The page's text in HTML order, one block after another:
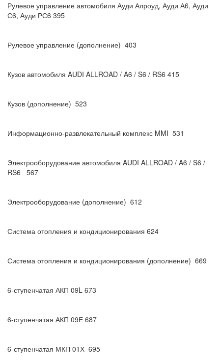
Рулевое управление автомобиля Ауди Алроуд, Ауди А6, Ауди
С6, Ауди РС6 395
Рулевое управление (дополнение) 403
Кузов автомобиля AUDI ALLROAD / A6 / S6 / RS6 415
Кузов (дополнение) 523
Информационно-развлекательный комплекс MMI 531
Электрооборудование автомобиля AUDI ALLROAD / A6 / S6 /
RS6 567
Электрооборудование (дополнение) 612
Система отопления и кондиционирования 624
Система отопления и кондиционирования (дополнение) 669
6-ступенчатая АКП 09L 673
6-ступенчатая АКП 09Е 687
6-ступенчатая МКП 01Х 695